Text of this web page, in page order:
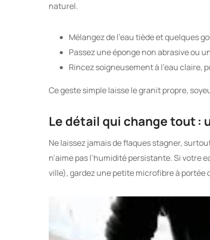
naturel.
Mélangez de l’eau tiède et quelques
Passez une éponge non abrasive ou
Rincez soigneusement à l’eau claire,
Ce geste simple laisse le granit propre,
Le détail qui change tout :
Ne laissez jamais de flaques stagner,
n’aime pas l’humidité persistante. Si votre
ville), gardez une petite microfibre à